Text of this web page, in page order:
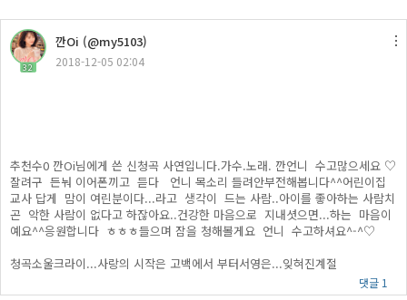
그 이유가 내겐 아픔이었네
32
깐Oi (@my5103)
2018-12-05 02:04
추천수0 깐Oi님에게 쓴 신청곡 사연입니다.가수.노래. 깐언니 수고많으세요 ♡
잘려구 든눠 이어폰끼고 듣다 언니 목소리 들려안부전해봅니다^^어린이집
교사 답게 맘이 여린분이다...라고 생각이 드는 사람..아이를 좋아하는 사람치
곤 악한 사람이 없다고 하잖아요..건강한 마음으로 지내셧으면...하는 마음이
예요^^응원합니다 ㅎㅎㅎ들으며 잠을 청해볼게요 언니 수고하셔요^-^♡
청곡소울크라이...사랑의 시작은 고백에서 부터서영은...잊혀진계절
댓글 1